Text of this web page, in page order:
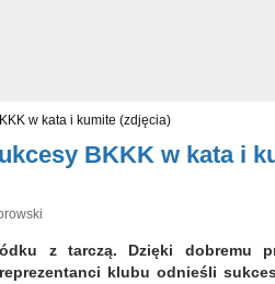
w kata i kumite (zdjęcia)
BKKK w kata i
z tarczą. Dzięki dobremu
klubu odnieśli